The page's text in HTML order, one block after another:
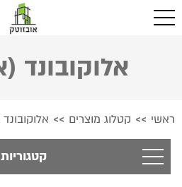
אלוקובונד
ראשי >> קטלוג מוצרים >>
קטגוריות